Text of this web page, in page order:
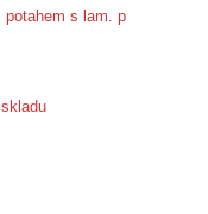
potahem s lam. p